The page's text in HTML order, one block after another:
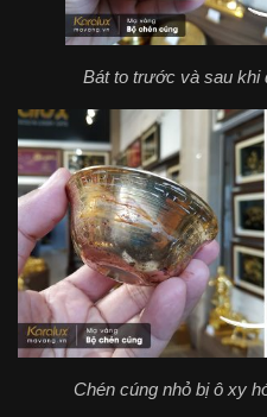
Bát to trước và sau
Chén cúng nhỏ bị ô xy